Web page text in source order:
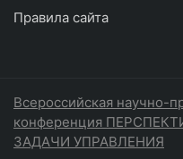
Правила сайта
Всероссийская научно-
конференция
ЗАДАЧИ УПРАВЛЕНИЯ